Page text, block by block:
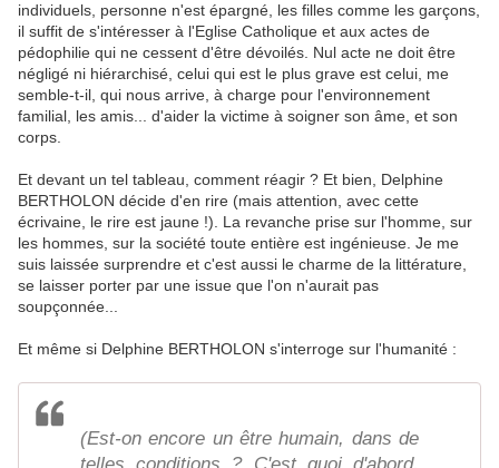
individuels, personne n'est épargné, les filles comme les garçons,
il suffit de s'intéresser à l'Eglise Catholique et aux actes de
pédophilie qui ne cessent d'être dévoilés. Nul acte ne doit être
négligé ni hiérarchisé, celui qui est le plus grave est celui, me
semble-t-il, qui nous arrive, à charge pour l'environnement
familial, les amis... d'aider la victime à soigner son âme, et son
corps.
Et devant un tel tableau, comment réagir ? Et bien, Delphine
BERTHOLON décide d'en rire (mais attention, avec cette
écrivaine, le rire est jaune !). La revanche prise sur l'homme, sur
les hommes, sur la société toute entière est ingénieuse. Je me
suis laissée surprendre et c'est aussi le charme de la littérature,
se laisser porter par une issue que l'on n'aurait pas
soupçonnée...
Et même si Delphine BERTHOLON s'interroge sur l'humanité :
(Est-on encore un être humain, dans de